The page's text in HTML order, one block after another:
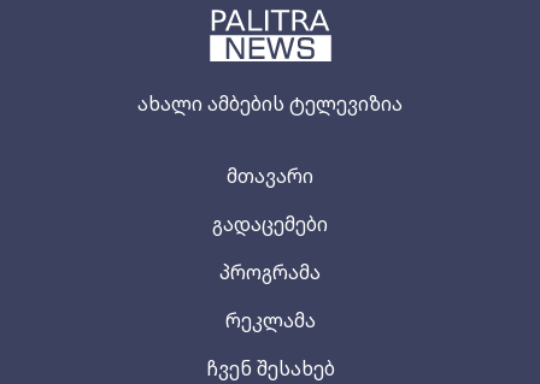
ახალი ამბების ტელევიზია
მთავარი
გადაცემები
პროგრამა
რეკლამა
ჩვენ შესახებ